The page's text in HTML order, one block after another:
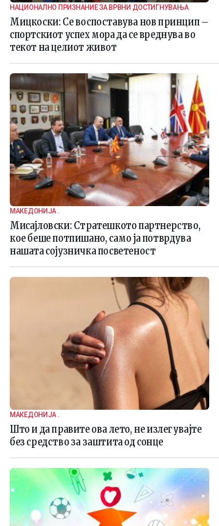
НАЦИОНАЛНО ПРИЗНАНИЕ ЗА ВРВНИ ДОСТИГНУВАЊА
Мицкоски: Се воспоставува нов принцип –
спортскиот успех мора да се вреднува во
текот на целиот живот
МАКЕДОНИЈА .
Мисајловски: Стратешкото партнерство,
кое беше потпишано, само ја потврдува
нашата сојузничка посветеност
МАКЕДОНИЈА .
Што и да правите ова лето, не излегувајте
без средство за заштита од сонце